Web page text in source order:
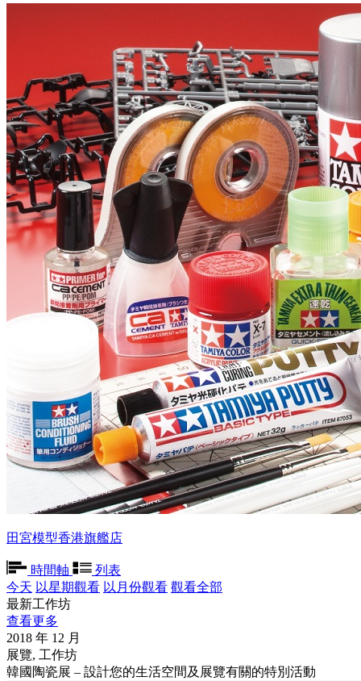
田宮模型香港旗艦店
時間軸
列表
今天 以星期觀看 以月份觀看 觀看全部
最新工作坊
查看更多
2018 年 12 月
展覽, 工作坊
韓國陶瓷展 – 設計您的生活空間及展覽有關的特別活動